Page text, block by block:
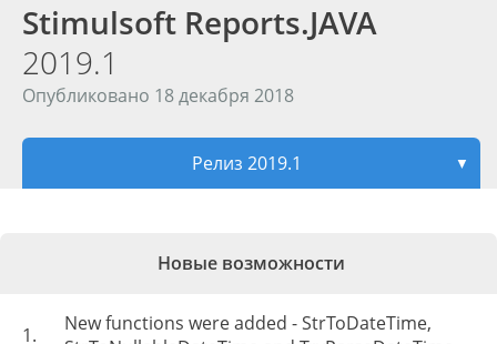
Stimulsoft Reports.JAVA
2019.1
Опубликовано 18 декабря 2018
Релиз 2019.1 ▼
Новые возможности
1.
New functions were added - StrToDateTime,